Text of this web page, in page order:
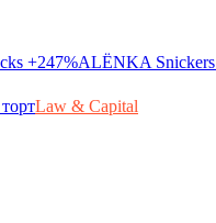
+247%ALЁNKA Snickers
Law & Capital